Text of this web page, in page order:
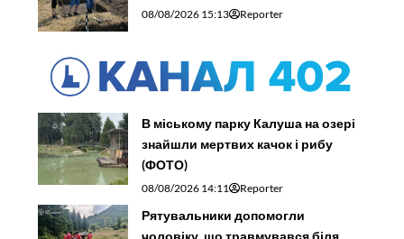
08/08/2026 15:13 Reporter
В міському парку Калуша на озері
знайшли мертвих качок і рибу
(ФОТО)
08/08/2026 14:11 Reporter
Рятувальники допомогли